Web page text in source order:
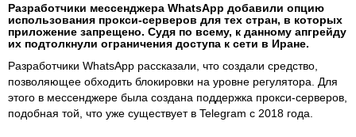
Разработчики мессенджера WhatsApp добавили опцию
использования прокси-серверов для тех стран, в которых
приложение запрещено. Судя по всему, к данному апгрейду
их подтолкнули ограничения доступа к сети в Иране.
Разработчики WhatsApp рассказали, что создали средство,
позволяющее обходить блокировки на уровне регулятора. Для
этого в мессенджере была создана поддержка прокси-серверов,
подобная той, что уже существует в Telegram с 2018 года.